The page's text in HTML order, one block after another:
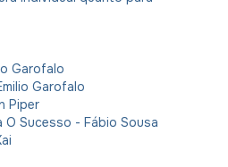
Garofalo
Garofalo
Piper
O Sucesso - Fábio Sousa